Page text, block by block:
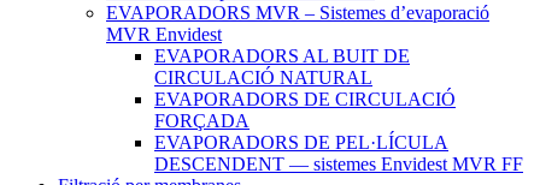
EVAPORADORS MVR – Sistemes d’evaporació
MVR Envidest
EVAPORADORS AL BUIT DE
CIRCULACIÓ NATURAL
EVAPORADORS DE CIRCULACIÓ
FORÇADA
EVAPORADORS DE PEL·LÍCULA
DESCENDENT — sistemes Envidest MVR FF